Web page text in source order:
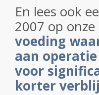
En lees ook
2007 op
voeding
aan
voor
korter